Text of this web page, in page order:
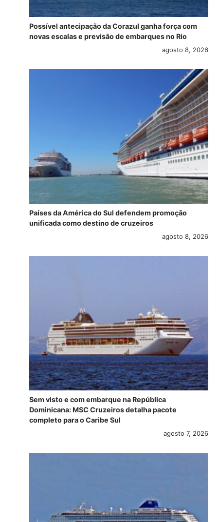
Possível antecipação da Corazul ganha força com
novas escalas e previsão de embarques no Rio
agosto 8, 2026
Países da América do Sul defendem promoção
unificada como destino de cruzeiros
agosto 8, 2026
Sem visto e com embarque na República
Dominicana: MSC Cruzeiros detalha pacote
completo para o Caribe Sul
agosto 7, 2026